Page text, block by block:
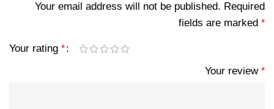
Your email address will not be published. Required
fields are marked *
Your rating *
Your review *